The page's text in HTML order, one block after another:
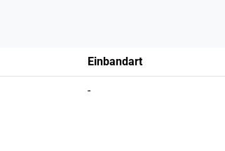
Einbandart
-